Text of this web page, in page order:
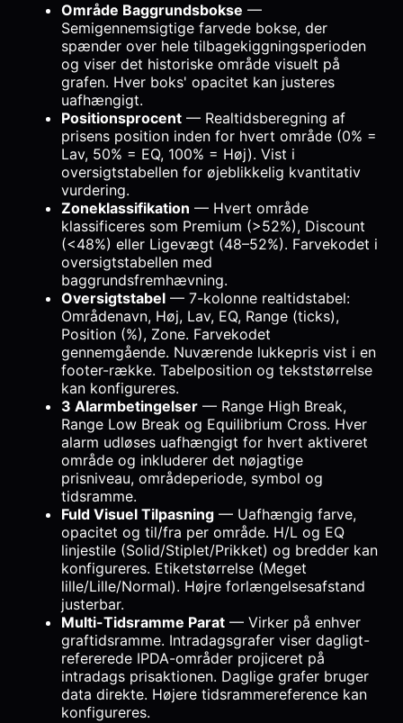
Område Baggrundsbokse —
Semigennemsigtige farvede bokse, der
spænder over hele tilbagekiggningsperioden
og viser det historiske område visuelt på
grafen. Hver boks' opacitet kan justeres
uafhængigt.
Positionsprocent — Realtidsberegning af
prisens position inden for hvert område (0% =
Lav, 50% = EQ, 100% = Høj). Vist i
oversigtstabellen for øjeblikkelig kvantitativ
vurdering.
Zoneklassifikation — Hvert område
klassificeres som Premium (>52%), Discount
(<48%) eller Ligevægt (48–52%). Farvekodet i
oversigtstabellen med
baggrundsfremhævning.
Oversigtstabel — 7-kolonne realtidstabel:
Områdenavn, Høj, Lav, EQ, Range (ticks),
Position (%), Zone. Farvekodet
gennemgående. Nuværende lukkepris vist i en
footer-række. Tabelposition og tekststørrelse
kan konfigureres.
3 Alarmbetingelser — Range High Break,
Range Low Break og Equilibrium Cross. Hver
alarm udløses uafhængigt for hvert aktiveret
område og inkluderer det nøjagtige
prisniveau, områdeperiode, symbol og
tidsramme.
Fuld Visuel Tilpasning — Uafhængig farve,
opacitet og til/fra per område. H/L og EQ
linjestile (Solid/Stiplet/Prikket) og bredder kan
konfigureres. Etiketstørrelse (Meget
lille/Lille/Normal). Højre forlængelsesafstand
justerbar.
Multi-Tidsramme Parat — Virker på enhver
graftidsramme. Intradagsgrafer viser dagligt-
refererede IPDA-områder projiceret på
intradags prisaktionen. Daglige grafer bruger
data direkte. Højere tidsrammereference kan
konfigureres.